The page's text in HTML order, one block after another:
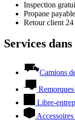
Inspection
Propane
Retour client 24
Services
Camions
Libre-